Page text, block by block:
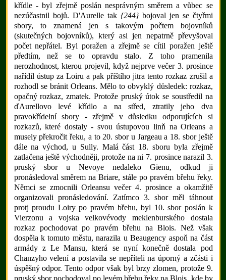
křídle - byl zřejmě poslán nesprávným směrem a vůbec se
nezúčastnil bojů. D'Aurelle tak {244}bojoval jen se čtyřmi
sbory, to znamená jen s takovým počtem bojovníků
(skutečných bojovníků), který asi jen nepatrně převyšoval
počet nepřátel. Byl poražen a zřejmě se cítil poražen ještě
předtím, než se to opravdu stalo. Z toho pramenila
nerozhodnost, kterou projevil, když nejprve večer 3. prosince
nařídil ústup za Loiru a pak příštího jitra tento rozkaz zrušil a
rozhodl se bránit Orleans. Mělo to obvyklý důsledek: rozkaz,
opačný rozkaz, zmatek. Protože pruský útok se soustředil na
ďAurellovo levé křídlo a na střed, ztratily jeho dva
pravokřídelní sbory - zřejmě v důsledku odporujících si
rozkazů, které dostaly - svou ústupovou linň na Orleans a
musely překročit řeku, a to 20. sbor u Jargeau a 18. sbor ještě
dále na východ, u Sully. Malá část 18. sboru byla zřejmě
zatlačena ještě východněji, protože na ni 7. prosince narazil 3.
pruský sbor u Nevoye nedaleko Gienu, odkud ji
pronásledoval směrem na Briare, stále po pravém břehu řeky.
Němci se zmocnili Orleansu večer 4. prosince a okamžitě
organizovali pronásledování. Zatímco 3. sbor měl táhnout
protj proudu Loiry po pravém břehu, byl 10. sbor poslán k
Vierzonu a vojska velkovévody meklenburského dostala
rozkaz pochodovat po pravém břehu na Blois. Než však
dospěla k tomuto městu, narazila u Beaugency aspoň na část
armády z Le Mansu, která se nyní konečně dostala pod
Chanzyho velení a postavila se nepříteli na úporný a zčásti i
úspěšný odpor. Tento odpor však byl brzy zlomen, protože 9.
pruský sbor pochodoval po levém břehu řeky na Blois, kde by